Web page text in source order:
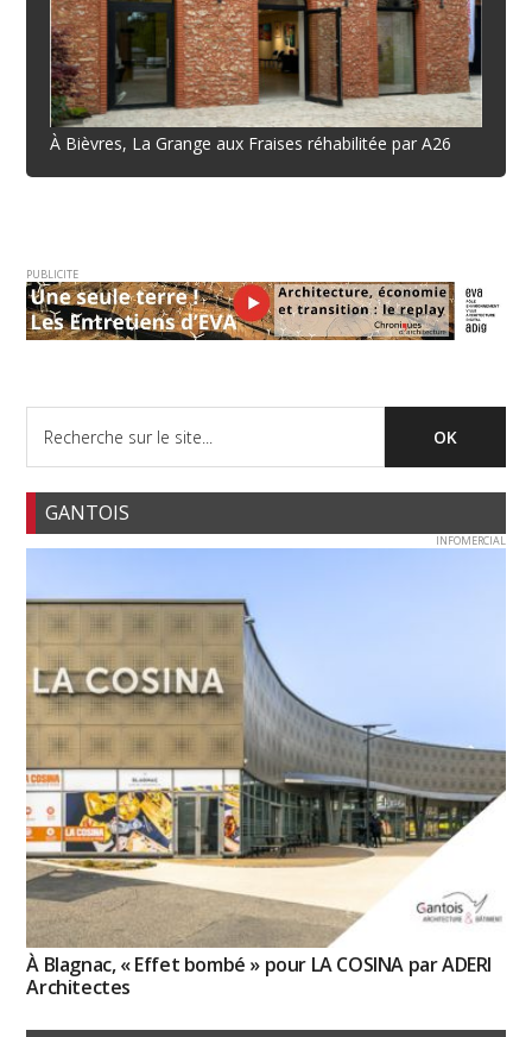
À Bièvres, La Grange aux Fraises réhabilitée par A26
PUBLICITE
GANTOIS
INFOMERCIAL
À Blagnac, « Effet bombé » pour LA COSINA par ADERI
Architectes